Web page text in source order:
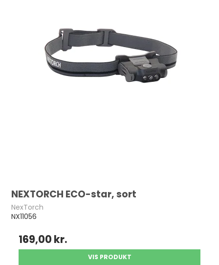
NEXTORCH ECO-star, sort
NexTorch
NX11056
169,00 kr.
VIS PRODUKT